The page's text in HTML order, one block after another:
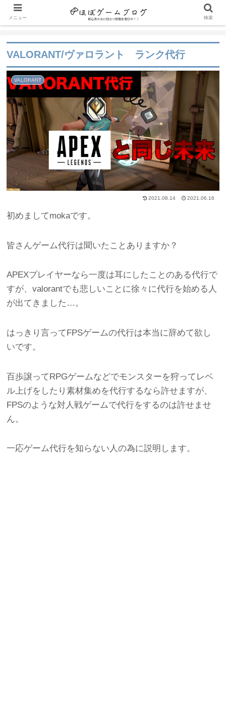
VALORANT/ヴァロラント ランク代行
VALORANT
2021.08.14 2021.06.16
初めましてmokaです。
皆さんゲーム代行は聞いたことありますか？
APEXプレイヤーなら一度は耳にしたことのある代行で
すが、valorantでも悲しいことに徐々に代行を始める人
が出てきました…。
はっきり言ってFPSゲームの代行は本当に辞めて欲し
いです。
百歩譲ってRPGゲームなどでモンスターを狩ってレベ
ル上げをしたり素材集めを代行するなら許せますが、
FPSのような対人戦ゲームで代行をするのは許せませ
ん。
一応ゲーム代行を知らない人の為に説明します。
メニュー 検索